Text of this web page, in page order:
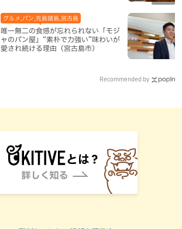
唯一無二の食感が忘れられない「モジ
ャのパン屋」“素朴で力強い”味わいが
愛され続ける理由（宮古島市）
グルメ,パン,先島諸島,宮古島
Recommended by